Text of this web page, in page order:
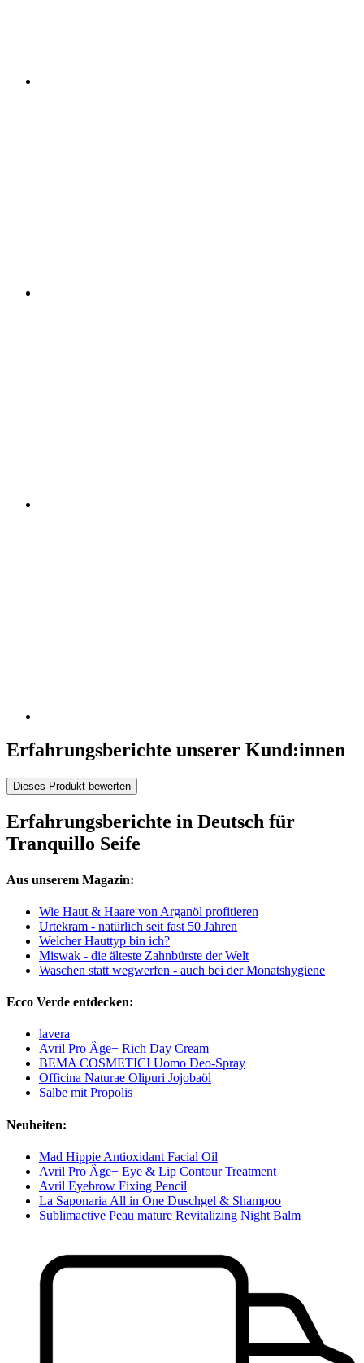
Erfahrungsberichte unserer Kund:innen
Dieses Produkt bewerten
Erfahrungsberichte in Deutsch für
Tranquillo Seife
Aus unserem Magazin:
Wie Haut & Haare von Arganöl profitieren
Urtekram - natürlich seit fast 50 Jahren
Welcher Hauttyp bin ich?
Miswak - die älteste Zahnbürste der Welt
Waschen statt wegwerfen - auch bei der Monatshygiene
Ecco Verde entdecken:
lavera
Avril Pro Âge+ Rich Day Cream
BEMA COSMETICI Uomo Deo-Spray
Officina Naturae Olipuri Jojobaöl
Salbe mit Propolis
Neuheiten:
Mad Hippie Antioxidant Facial Oil
Avril Pro Âge+ Eye & Lip Contour Treatment
Avril Eyebrow Fixing Pencil
La Saponaria All in One Duschgel & Shampoo
Sublimactive Peau mature Revitalizing Night Balm